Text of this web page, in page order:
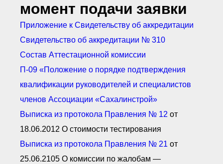
ООТСУО
имеющих строительные
Архив реестров
Общественный контроль
Политика информационной
Антикоррупционная политика
Орган надзора
Охрана труда
Членство в НКО
Работа в Общественных советах
Законодательство РФ по
момент подачи заявки
Приложение к Свидетельству об аккредитации
Свидетельство об аккредитации № 310
Состав Аттестационной комиссии
П-09 «Положение о порядке подтверждения
квалификации руководителей и специалистов
членов Ассоциации «Сахалинстрой»
Выписка из протокола Правления № 12 от
18.06.2012 О стоимости тестирования
Выписка из протокола Правления № 21 от
25.06.2105 О комиссии по жалобам —